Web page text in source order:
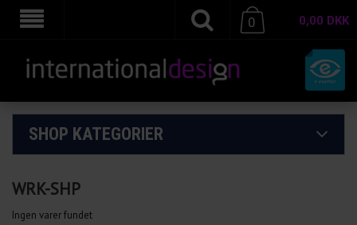
0,00 DKK
0
SHOP KATEGORIER
WRK-SHP
Ingen varer fundet